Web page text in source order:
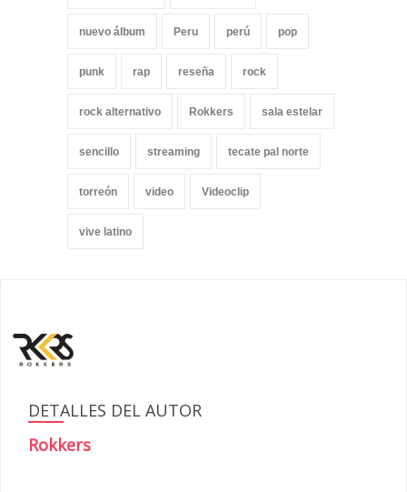
nuevo álbum Peru perú pop
punk rap reseña rock
rock alternativo Rokkers sala estelar
sencillo streaming tecate pal norte
torreón video Videoclip
vive latino
DETALLES DEL AUTOR
Rokkers